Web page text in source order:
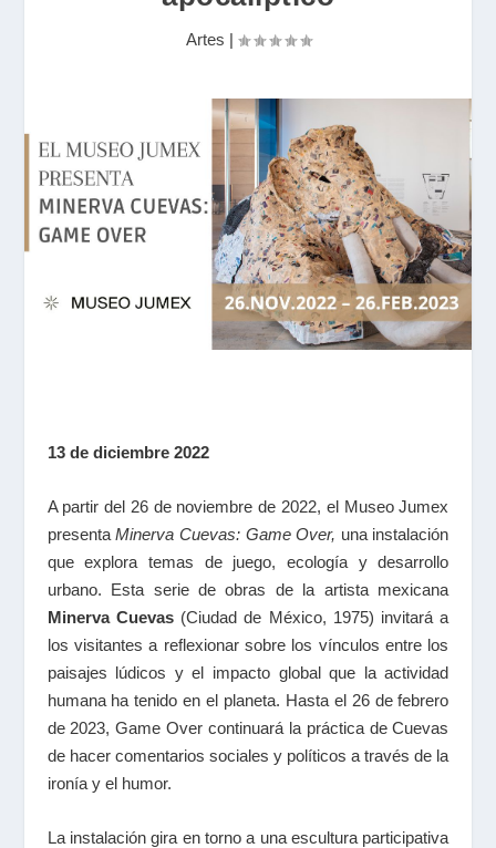
Artes |
13 de diciembre 2022
A partir del 26 de noviembre de 2022, el Museo Jumex
presentaMinerva Cuevas: Game Over, una instalación
que explora temas de juego, ecología y desarrollo
urbano. Esta serie de obras de la artista mexicana
Minerva Cuevas(Ciudad de México, 1975) invitará a
los visitantes a reflexionar sobre los vínculos entre los
paisajes lúdicos y el impacto global que la actividad
humana ha tenido en el planeta. Hasta el 26 de febrero
de 2023, Game Over continuará la práctica de Cuevas
de hacer comentarios sociales y políticos a través de la
ironía y el humor.
La instalación gira en torno a una escultura participativa